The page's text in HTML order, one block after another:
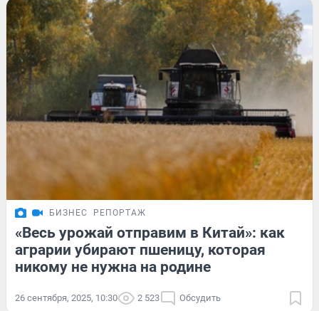
БИЗНЕС РЕПОРТАЖ
«Весь урожай отправим в Китай»: как
аграрии убирают пшеницу, которая
никому не нужна на родине
26 сентября, 2025, 10:30 2 523 Обсудить